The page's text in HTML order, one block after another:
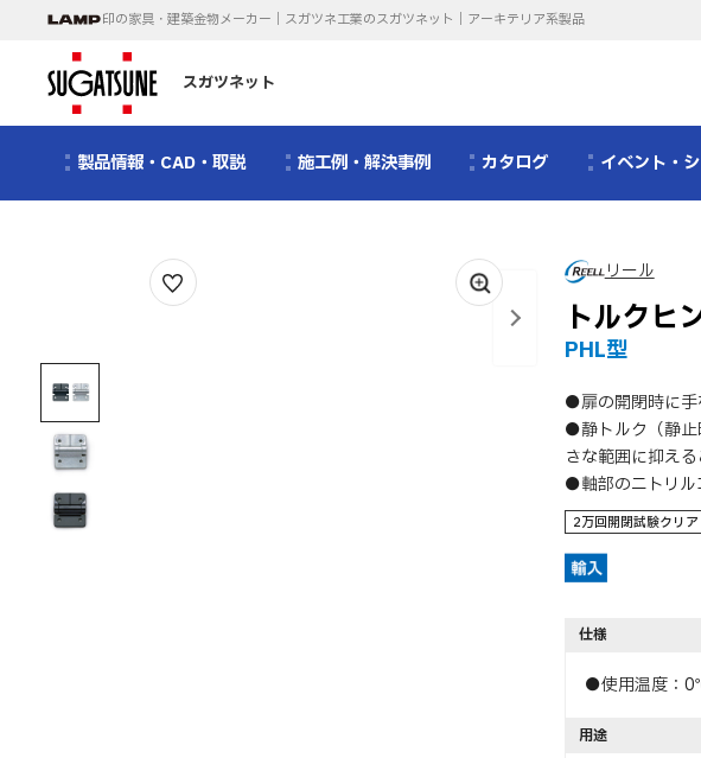
印の家具・建築金物メーカー｜スガツネ工業のスガツネット｜アーキテリア系製品
スガツネット
製品情報・CAD・取説 施工例・解決事例 カタログ イベント・
リール
トルクヒ
PHL型
●扉の開閉時に手
●静トルク（静止
さな範囲に抑え
●軸部のニトリル
2万回開閉試験クリア
仕様
●使用温度：
用途